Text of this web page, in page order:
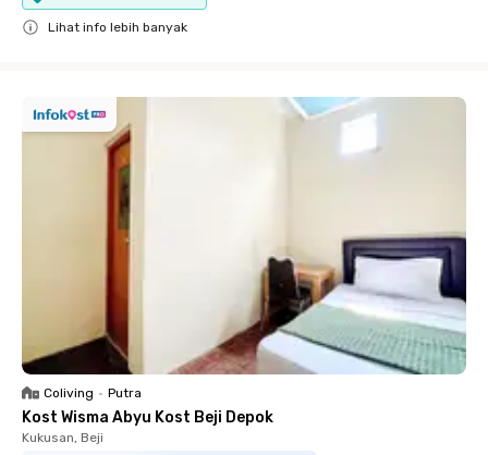
Lihat info lebih banyak
Coliving • Putra
Kost Wisma Abyu Kost Beji Depok
Kukusan, Beji